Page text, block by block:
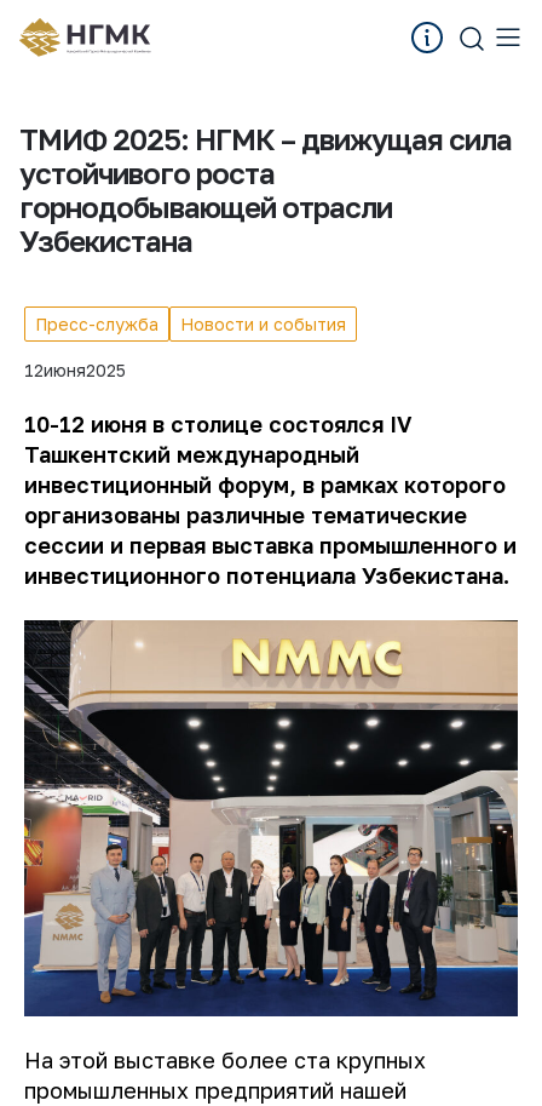
ТМИФ 2025: НГМК – движущая сила
устойчивого роста
горнодобывающей отрасли
Узбекистана
Пресс-служба Новости и события
12июня2025
10-12 июня в столице состоялся IV
Ташкентский международный
инвестиционный форум, в рамках которого
организованы различные тематические
сессии и первая выставка промышленного и
инвестиционного потенциала Узбекистана.
На этой выставке более ста крупных
промышленных предприятий нашей